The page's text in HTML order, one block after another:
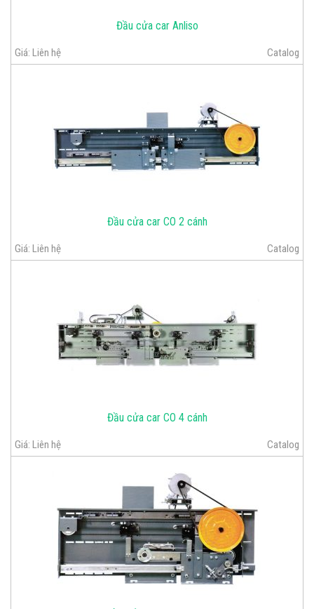
Đầu cửa car Anliso
Giá: Liên hệ Catalog
Đầu cửa car CO 2 cánh
Giá: Liên hệ Catalog
Đầu cửa car CO 4 cánh
Giá: Liên hệ Catalog